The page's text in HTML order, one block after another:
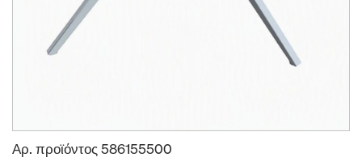
Αρ. προϊόντος586155500